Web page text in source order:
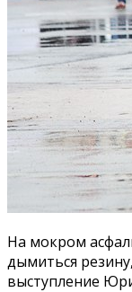
На мокром
дымиться
выступление